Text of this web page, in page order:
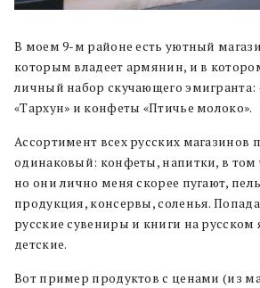
В моем 9-м районе есть уютный
которым владеет армянин, и в
личный набор скучающего эмигранта:
«Тархун» и конфеты «Птичье молоко».
Ассортимент всех русских магазинов
одинаковый: конфеты, напитки, в том
но они лично меня скорее пугают,
продукция, консервы, соленья.
русские сувениры и книги на русском
детские.
Вот пример продуктов с ценами (из